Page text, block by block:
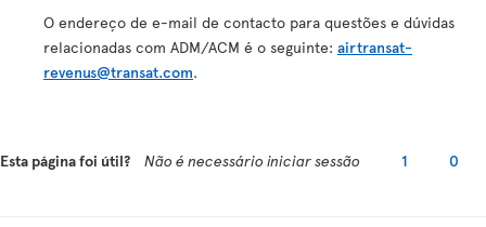
O endereço de e-mail de contacto para questões e dúvidas
relacionadas com ADM/ACM é o seguinte: airtransat-
revenus@transat.com.
Esta página foi útil? Não é necessário iniciar sessão 1 0